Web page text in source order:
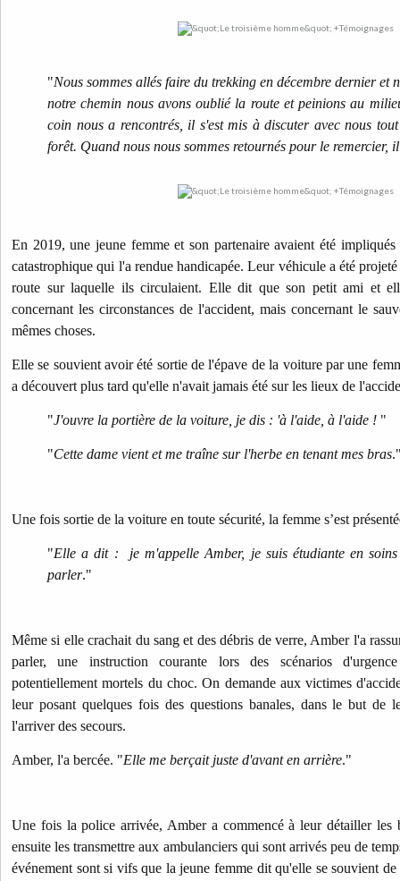
"Nous sommes allés faire du trekking en décembre dernier et
notre chemin nous avons oublié la route et peinions au
coin nous a rencontrés, il s'est mis à discuter avec nous
forêt. Quand nous nous sommes retournés pour le remercier,
En 2019, une jeune femme et son partenaire avaient été
catastrophique qui l'a rendue handicapée. Leur véhicule a été
route sur laquelle ils circulaient. Elle dit que son petit ami et
concernant les circonstances de l'accident, mais concernant le
mêmes choses.
Elle se souvient avoir été sortie de l'épave de la voiture par une
a découvert plus tard qu'elle n'avait jamais été sur les lieux de
"J'ouvre la portière de la voiture, je dis : 'à l'aide, à l'aide ! "
"Cette dame vient et me traîne sur l'herbe en tenant mes bras
Une fois sortie de la voiture en toute sécurité, la femme s’est
"Elle a dit : je m'appelle Amber, je suis étudiante en
parler."
Même si elle crachait du sang et des débris de verre, Amber l'a
parler, une instruction courante lors des scénarios
potentiellement mortels du choc. On demande aux victimes
leur posant quelques fois des questions banales, dans le but de
l'arriver des secours.
Amber, l'a bercée. "Elle me berçait juste d'avant en arrière."
Une fois la police arrivée, Amber a commencé à leur détailler les
ensuite les transmettre aux ambulanciers qui sont arrivés peu de
événement sont si vifs que la jeune femme dit qu'elle se souvient